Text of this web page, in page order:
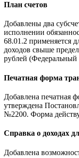
План счетов
Добавлены два
исполнении
68.01.2 применяется
доходов свыше
рублей
Печатная форма
Добавлена печатная
утверждена
№2200. Форма
Справка о доходах
Добавлена